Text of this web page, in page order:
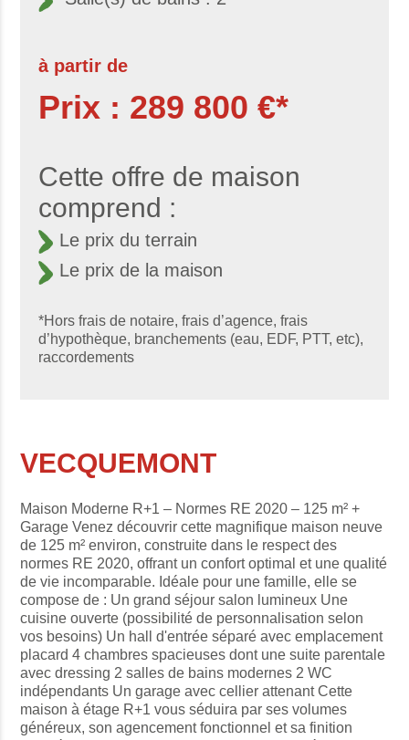
VECQUEMONT
Maison Moderne R+1 – Normes RE 2020 – 125 m² +
Garage Venez découvrir cette magnifique maison neuve
de 125 m² environ, construite dans le respect des
normes RE 2020, offrant un confort optimal et une qualité
de vie incomparable. Idéale pour une famille, elle se
compose de : Un grand séjour salon lumineux Une
cuisine ouverte (possibilité de personnalisation selon
vos besoins) Un hall d'entrée séparé avec emplacement
placard 4 chambres spacieuses dont une suite parentale
avec dressing 2 salles de bains modernes 2 WC
indépendants Un garage avec cellier attenant Cette
maison à étage R+1 vous séduira par ses volumes
généreux, son agencement fonctionnel et sa finition
à partir de
Prix : 289 800 €*
Cette offre de maison
comprend :
Le prix du terrain
Le prix de la maison
*Hors frais de notaire, frais d’agence, frais
d’hypothèque, branchements (eau, EDF, PTT, etc),
raccordements